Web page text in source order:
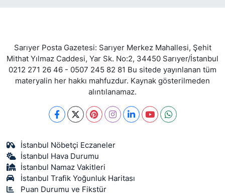
Sarıyer Posta Gazetesi: Sarıyer Merkez Mahallesi, Şehit
Mithat Yılmaz Caddesi, Yar Sk. No:2, 34450 Sarıyer/İstanbul
0212 271 26 46 - 0507 245 82 81 Bu sitede yayınlanan tüm
materyalin her hakkı mahfuzdur. Kaynak gösterilmeden
alıntılanamaz.
İstanbul Nöbetçi Eczaneler
İstanbul Hava Durumu
İstanbul Namaz Vakitleri
İstanbul Trafik Yoğunluk Haritası
Puan Durumu ve Fikstür